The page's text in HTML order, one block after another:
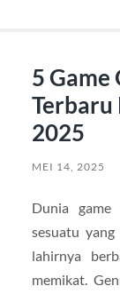
5 Game
Terbaru
2025
MEI 14, 2025
Dunia game
sesuatu
lahirnya
memikat.